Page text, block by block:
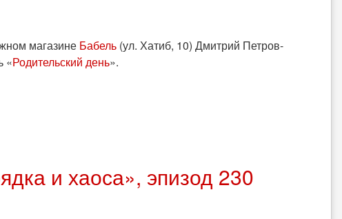
магазине Бабель (ул. Хатиб, 10) Дмитрий Петров-
«Родительский день».
и хаоса», эпизод 230